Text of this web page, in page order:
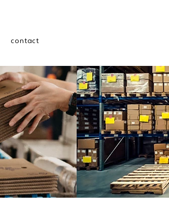
contact